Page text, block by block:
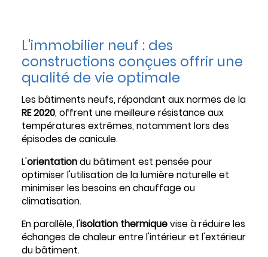
L'immobilier neuf : des
constructions conçues offrir une
qualité de vie optimale
Les bâtiments neufs, répondant aux normes de la
RE 2020, offrent une meilleure résistance aux
températures extrêmes, notamment lors des
épisodes de canicule.
L'orientationdu bâtiment est pensée pour
optimiser l'utilisation de la lumière naturelle et
minimiser les besoins en chauffage ou
climatisation.
En parallèle, l'isolation thermiquevise à réduire les
échanges de chaleur entre l'intérieur et l'extérieur
du bâtiment.